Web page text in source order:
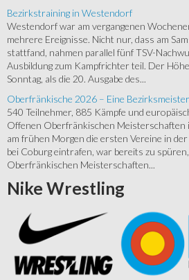
Bezirkstraining in Westendorf
Westendorf war am vergangenen
mehrere Ereignisse. Nicht nur, dass am
stattfand, nahmen parallel fünf TSV-
Ausbildung zum Kampfrichter teil. Der
Sonntag, als die 20. Ausgabe des...
Oberfränkische 2026 – Eine
540 Teilnehmer, 885 Kämpfe und
Offenen Oberfränkischen Meisterschaften
am frühen Morgen die ersten Vereine in
bei Coburg eintrafen, war bereits zu
Oberfränkischen Meisterschaften...
Nike Wrestling